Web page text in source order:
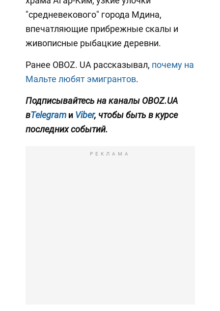
"средневекового" города Мдина,
впечатляющие прибрежные скалы и
живописные рыбацкие деревни.
Ранее OBOZ. UA рассказывал, почему на
Мальте любят эмигрантов.
Подписывайтесь на каналы OBOZ.UA
вTelegramи Viber, чтобы быть в курсе
последних событий.
РЕКЛАМА